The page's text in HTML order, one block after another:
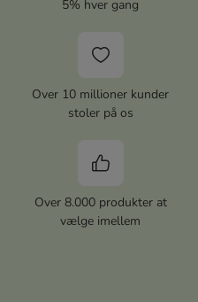
5% hver gang
Over 10 millioner kunder
stoler på os
Over 8.000 produkter at
vælge imellem